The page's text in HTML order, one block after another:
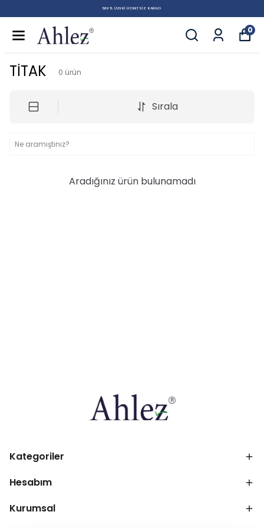
500 TL ÜZERI ÜCRETSIZ KARGO
0
TİTAK 0 ürün
Sırala
Aradığınız ürün bulunamadı
Kategoriler
Hesabım
Kurumsal